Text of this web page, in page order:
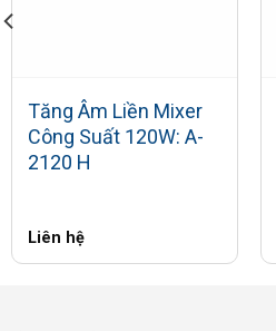
Tăng Âm Liền Mixer
Công Suất 120W: A-
2120 H
Liên hệ